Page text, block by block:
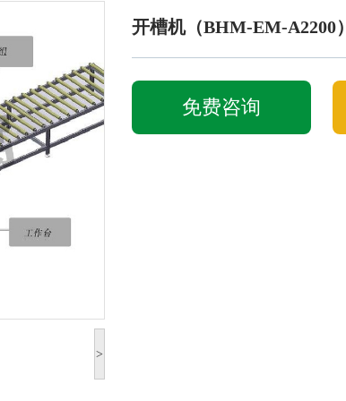
>
开槽机（BHM-EM-A2200）
免费咨询